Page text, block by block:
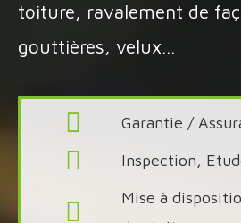
toiture, ravalement de
gouttières, velux…
Garantie /
Inspection,
Mise à